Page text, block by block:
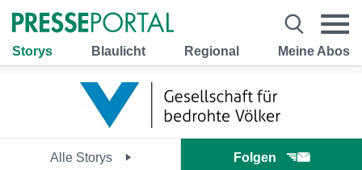
Storys Blaulicht Regional Meine Abos
Alle Storys Folgen